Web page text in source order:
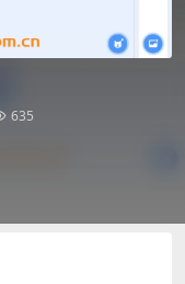
635